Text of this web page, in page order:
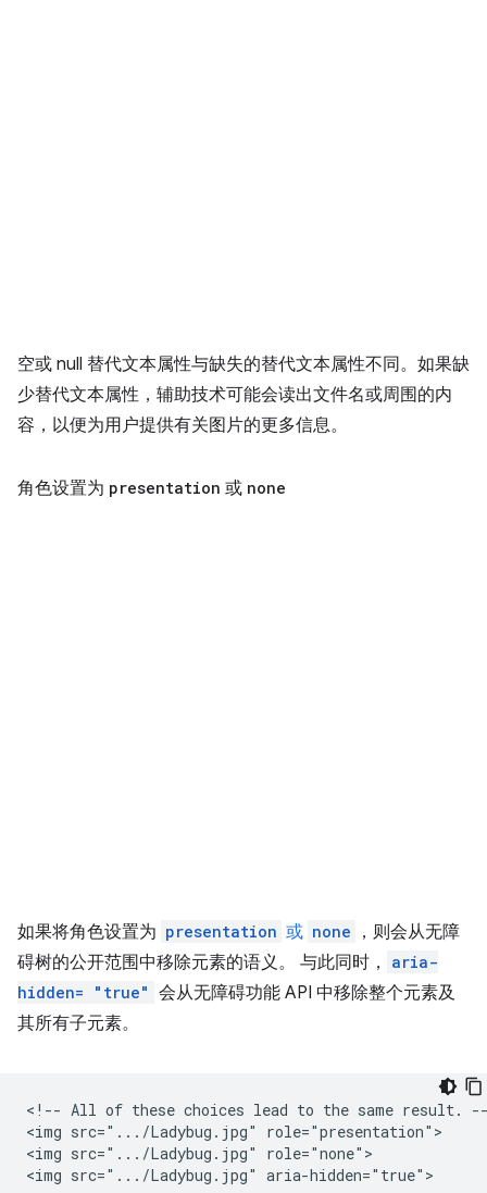
空或 null 替代文本属性与缺失的替代文本属性不同。如果缺
少替代文本属性，辅助技术可能会读出文件名或周围的内
容，以便为用户提供有关图片的更多信息。
角色设置为 presentation 或 none
如果将角色设置为 presentation 或 none
，则会从无障
碍树的公开范围中移除元素的语义。 与此同时，
aria-
hidden= "true" 会从无障碍功能 API 中移除整个元素及
其所有子元素。
<!-- All of these choices lead to the same result.
<img src=".../Ladybug.jpg" role="presentation">
<img src=".../Ladybug.jpg" role="none">